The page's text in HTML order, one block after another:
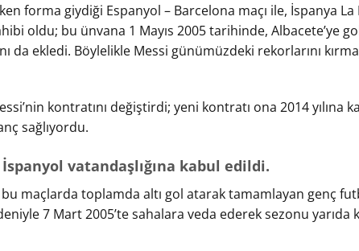
forma giydiği Espanyol – Barcelona maçı ile, İspanya
oldu; bu ünvana 1 Mayıs 2005 tarihinde, Albacete’ye
da ekledi. Böylelikle Messi günümüzdeki rekorlarını
kontratını değiştirdi; yeni kontratı ona 2014 yılına
sağlıyordu.
vatandaşlığına kabul edildi.
bu maçlarda toplamda altı gol atarak tamamlayan genç
7 Mart 2005’te sahalara veda ederek sezonu